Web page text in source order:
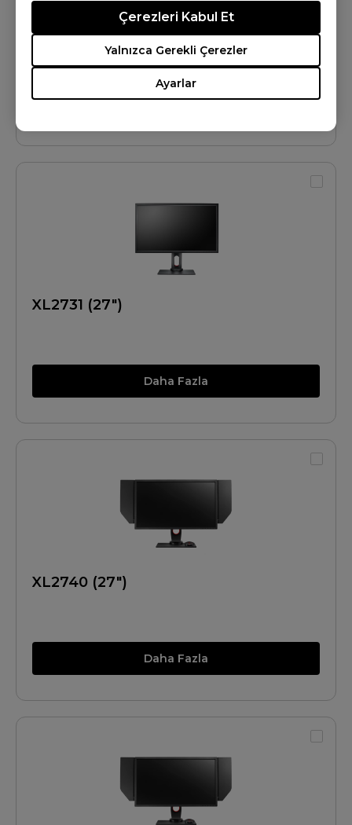
Ayarlar
Yalnızca Gerekli Çerezler
Çerezleri Kabul Et
XL2566X+ (24.1")
Daha Fazla
XL2731 (27")
Daha Fazla
XL2740 (27")
Daha Fazla